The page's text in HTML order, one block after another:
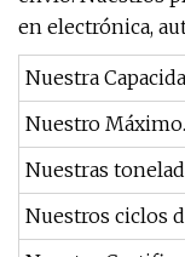
en electrónica,
Nuestra
Nuestro
Nuestras
Nuestros ciclos